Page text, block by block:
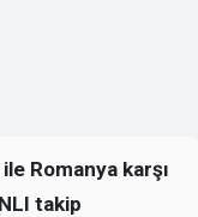
Romanya karşı
takip